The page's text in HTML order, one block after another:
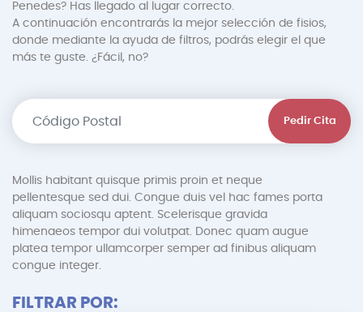
Penedes? Has llegado al lugar correcto.
A continuación encontrarás la mejor selección de fisios,
donde mediante la ayuda de filtros, podrás elegir el que
más te guste. ¿Fácil, no?
Pedir Cita
Mollis habitant quisque primis proin et neque
pellentesque sed dui. Congue duis vel hac fames porta
aliquam sociosqu aptent. Scelerisque gravida
himenaeos tempor dui volutpat. Donec quam augue
platea tempor ullamcorper semper ad finibus aliquam
congue integer.
FILTRAR POR: